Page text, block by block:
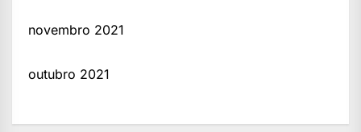
novembro 2021
outubro 2021